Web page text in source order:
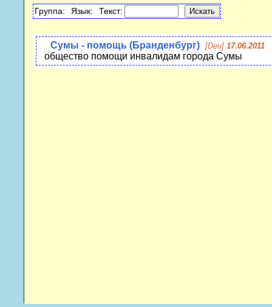
Группа: Язык: Текст:
Сумы - помощь (Бранденбург) [Deu] 17.06.2011
общество помощи инвалидам города Сумы